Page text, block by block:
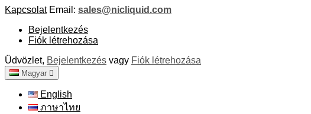
Kapcsolat Email: sales@nicliquid.com
Bejelentkezés
Fiók létrehozása
Üdvözlet, Bejelentkezés vagy Fiók létrehozása
Magyar 
English
ภาษาไทย